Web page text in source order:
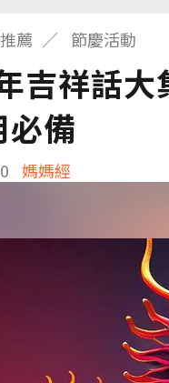
薦 節慶活動
吉祥話大
備
媽媽經